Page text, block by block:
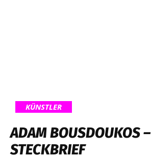
KÜNSTLER
ADAM BOUSDOUKOS –
STECKBRIEF